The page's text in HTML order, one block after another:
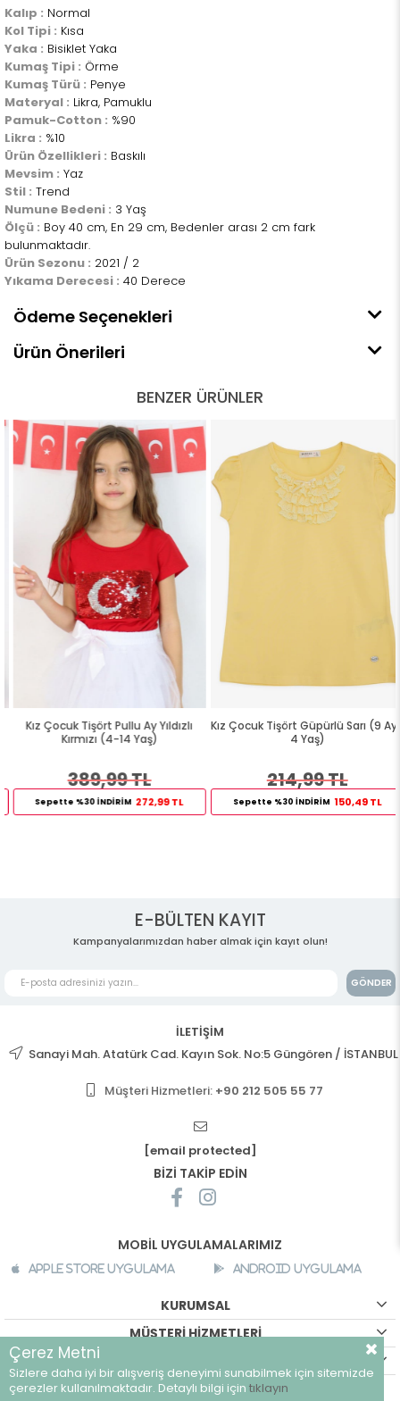
Kalıp : Normal
Kol Tipi : Kısa
Yaka : Bisiklet Yaka
Kumaş Tipi : Örme
Kumaş Türü : Penye
Materyal : Likra, Pamuklu
Pamuk-Cotton : %90
Likra : %10
Ürün Özellikleri : Baskılı
Mevsim : Yaz
Stil : Trend
Numune Bedeni : 3 Yaş
Ölçü : Boy 40 cm, En 29 cm, Bedenler arası 2 cm fark
bulunmaktadır.
Ürün Sezonu : 2021 / 2
Yıkama Derecesi : 40 Derece
Ödeme Seçenekleri
Ürün Önerileri
BENZER ÜRÜNLER
Kız Çocuk Tişört Pullu Ay Yıldızlı
Kırmızı (4-14 Yaş)
389,99 TL
Sepette %30 İNDİRİM 272,99 TL
Kız Çocuk Tişört Güpürlü Sarı (9 Ay-
4 Yaş)
214,99 TL
Sepette %30 İNDİRİM 150,49 TL
E-BÜLTEN KAYIT
Kampanyalarımızdan haber almak için kayıt olun!
GÖNDER
İLETİŞİM
Sanayi Mah. Atatürk Cad. Kayın Sok. No:5 Güngören / İSTANBUL
Müşteri Hizmetleri: +90 212 505 55 77
[email protected]
BİZİ TAKİP EDİN
MOBİL UYGULAMALARIMIZ
Apple Store Uygulama Android Uygulama
KURUMSAL
MÜŞTERİ HİZMETLERİ
©breeze.com.tr - Tüm hakları saklıdır.
Çerez Metni
Sizlere daha iyi bir alışveriş deneyimi sunabilmek için sitemizde
çerezler kullanılmaktadır. Detaylı bilgi için tıklayın